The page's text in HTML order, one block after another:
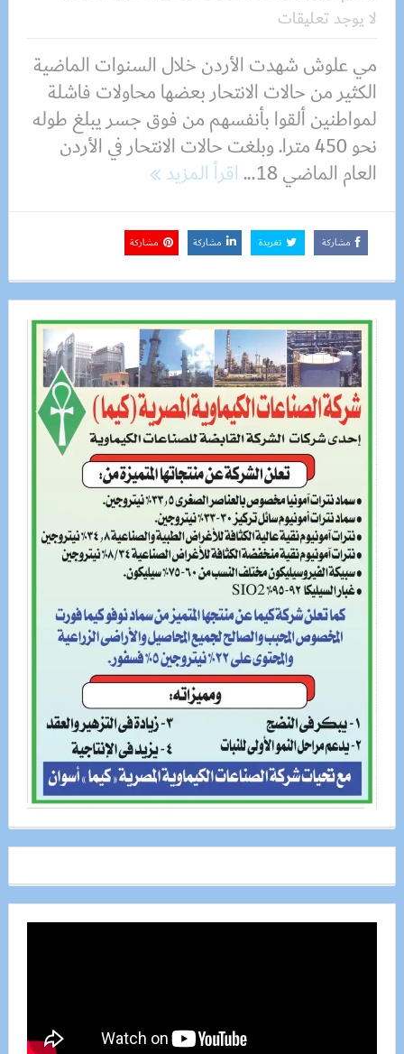
لا يوجد تعليقات
مي علوش شهدت الأردن خلال السنوات الماضية
الكثير من حالات الانتحار بعضها محاولات فاشلة
لمواطنين ألقوا بأنفسهم من فوق جسر يبلغ طوله
نحو 450 مترا. وبلغت حالات الانتحار في الأردن
العام الماضي 18...
اقرأ المزيد
مشاركة تغريدة مشاركة مشاركة